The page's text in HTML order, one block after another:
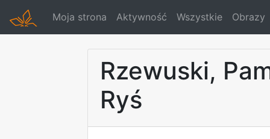
Moja strona Aktywność Wszystkie Obrazy
Rzewuski,
Ryś